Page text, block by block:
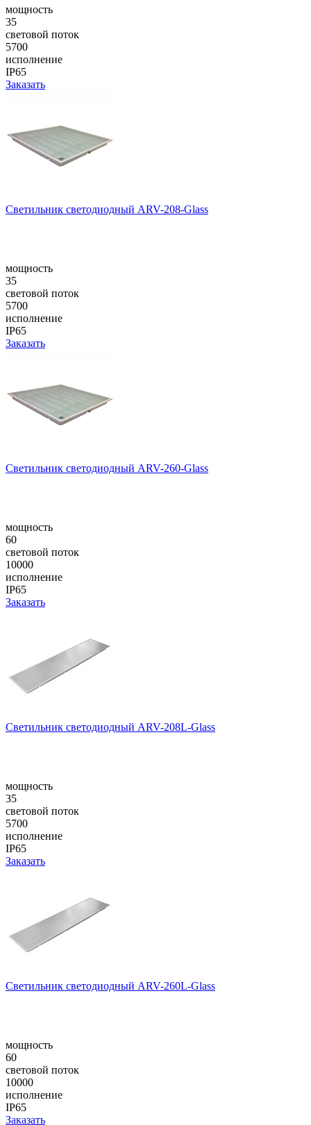
мощность
35
световой поток
5700
исполнение
IP65
Заказать
Светильник светодиодный ARV-208-Glass
мощность
35
световой поток
5700
исполнение
IP65
Заказать
Светильник светодиодный ARV-260-Glass
мощность
60
световой поток
10000
исполнение
IP65
Заказать
Светильник светодиодный ARV-208L-Glass
мощность
35
световой поток
5700
исполнение
IP65
Заказать
Светильник светодиодный ARV-260L-Glass
мощность
60
световой поток
10000
исполнение
IP65
Заказать